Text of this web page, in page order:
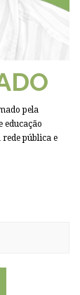
pela
educação
pública e